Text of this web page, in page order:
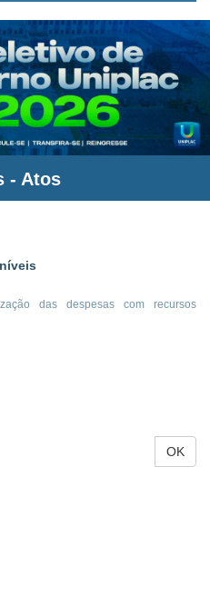
- Atos
das despesas com recursos
OK